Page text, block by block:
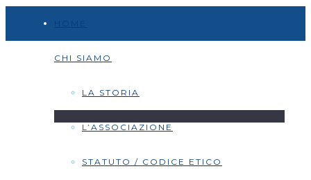
CHI SIAMO
LA STORIA
L’ASSOCIAZIONE
STATUTO / CODICE ETICO